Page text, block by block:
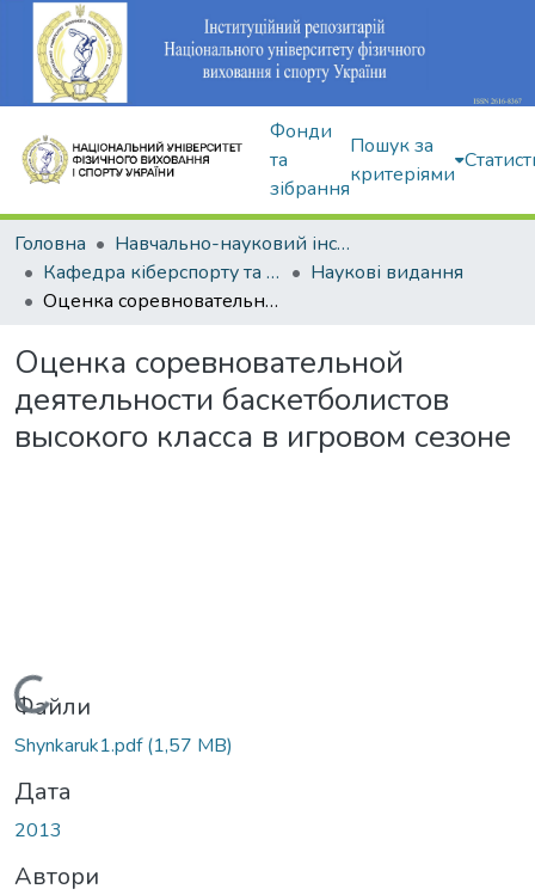
Фонди
та
зібрання
Пошук за
критеріями
Головна
Навчально-науковий інститут здоров'я, реабілітації та фізичного виховання
Кафедра кіберспорту та інформаційних технологій
Наукові видання
Оценка соревновательной деятельности баскетболистов высокого класса в игровом сезоне
Оценка соревновательной
деятельности баскетболистов
высокого класса в игровом сезоне
Вантажиться...
Файли
Shynkaruk1.pdf(1,57 MB)
Дата
2013
Автори